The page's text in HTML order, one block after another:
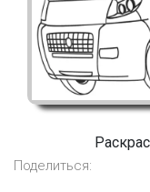
Поделиться: